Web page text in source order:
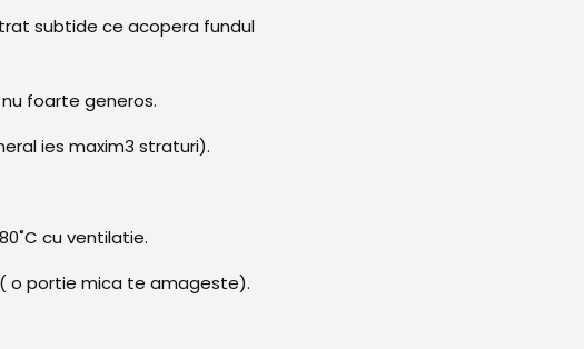
subtide ce acopera fundul
foarte generos.
ies maxim3 straturi).
cu ventilatie.
o portie mica te amageste).